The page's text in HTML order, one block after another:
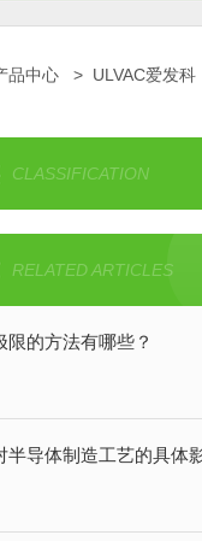
品中心 > ULVAC爱发科
CLASSIFICATION
RELATED ARTICLES
的方法有哪些？
半导体制造工艺的具体